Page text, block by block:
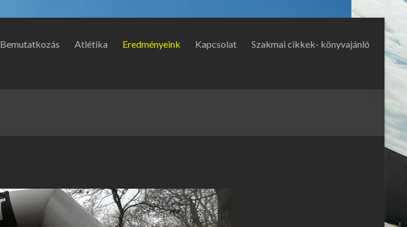
Bemutatkozás Atlétika Eredményeink Kapcsolat Szakmai cikkek- könyvajánló